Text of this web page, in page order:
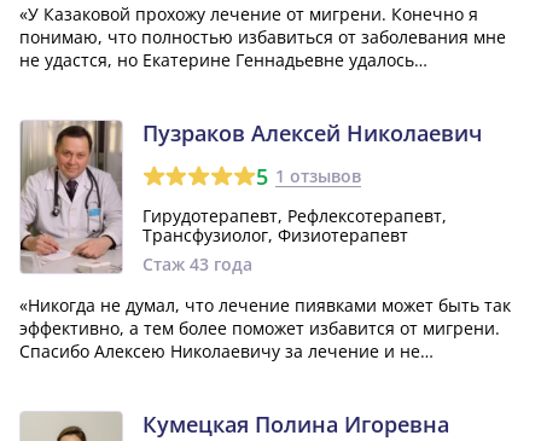
«У Казаковой прохожу лечение от мигрени. Конечно я
понимаю, что полностью избавиться от заболевания мне
не удастся, но Екатерине Геннадьевне удалось
Пузраков Алексей Николаевич
5 1 отзывов
Гирудотерапевт, Рефлексотерапевт,
Трансфузиолог, Физиотерапевт
Стаж 43 года
«Никогда не думал, что лечение пиявками может быть так
эффективно, а тем более поможет избавится от мигрени.
Спасибо Алексею Николаевичу за лечение и не
Кумецкая Полина Игоревна